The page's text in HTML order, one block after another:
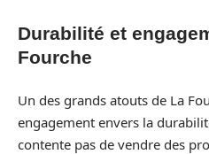
Durabilité et
Fourche
Un des grands atouts de La
engagement envers la
contente pas de vendre des